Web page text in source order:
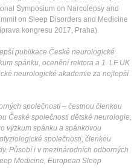
Symposium on Narcolepsy and
on Sleep Disorders and Medicine
kongresu 2017, Praha).
publikace České neurologické
spánku, ocenění rektora a 1. LF UK
neurologické akademie za nejlepší
společností – čestnou členkou
České společnosti dětské neurologie,
výzkum spánku a spánkovou
společnosti, členkou
Působí i v mezinárodních odborných
Medicine, European Sleep